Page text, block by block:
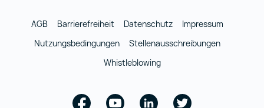
AGB Barrierefreiheit Datenschutz
Impressum
Nutzungsbedingungen
Stellenausschreibungen
Whistleblowing
Facebook
Youtube
Linkedin
Twitter